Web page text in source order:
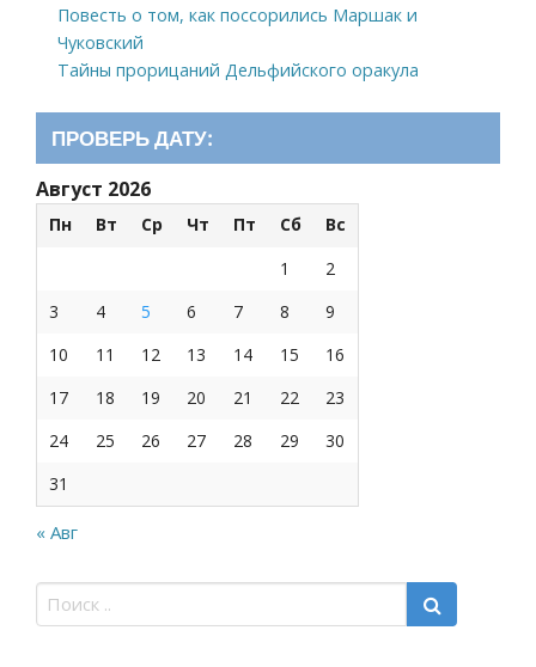
Повесть о том, как поссорились Маршак и
Чуковский
Тайны прорицаний Дельфийского оракула
ПРОВЕРЬ ДАТУ:
Август 2026
Пн Вт Ср Чт Пт Сб
Вс
1
2
3
4 5 6 7 8
9
10
11 12 13 14 15
16
17
18 19 20 21 22
23
24
25 26 27 28 29
30
31
« Авг